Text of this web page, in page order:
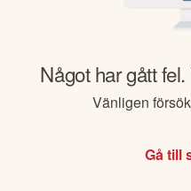
Något har gått
Vänligen
Gå till